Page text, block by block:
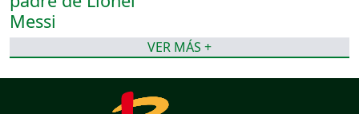
VER MÁS +